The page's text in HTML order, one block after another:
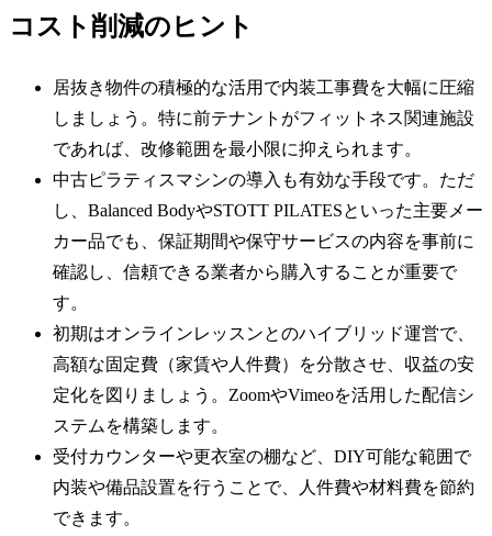
コスト削減のヒント
居抜き物件の積極的な活用で内装工事費を大幅に圧縮
しましょう。特に前テナントがフィットネス関連施設
であれば、改修範囲を最小限に抑えられます。
中古ピラティスマシンの導入も有効な手段です。ただ
し、Balanced BodyやSTOTT PILATESといった主要メー
カー品でも、保証期間や保守サービスの内容を事前に
確認し、信頼できる業者から購入することが重要で
す。
初期はオンラインレッスンとのハイブリッド運営で、
高額な固定費（家賃や人件費）を分散させ、収益の安
定化を図りましょう。ZoomやVimeoを活用した配信シ
ステムを構築します。
受付カウンターや更衣室の棚など、DIY可能な範囲で
内装や備品設置を行うことで、人件費や材料費を節約
できます。